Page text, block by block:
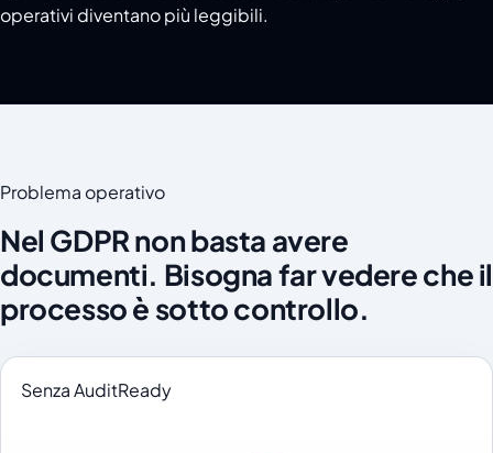
operativi diventano più leggibili.
Problema operativo
Nel GDPR non basta avere
documenti. Bisogna far vedere che il
processo è sotto controllo.
Senza AuditReady